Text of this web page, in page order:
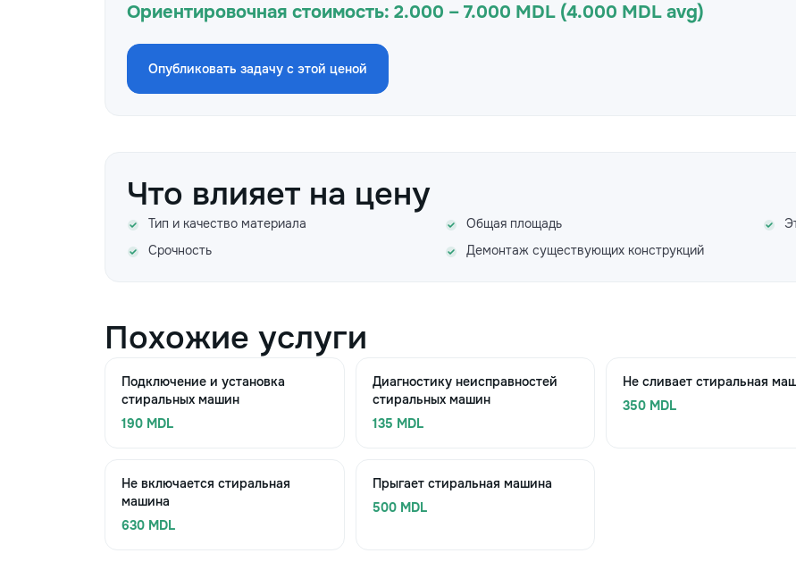
Ориентировочная стоимость: 2.000 – 7.000 MDL (4.000 MDL avg)
Опубликовать задачу с этой ценой
Что влияет на цену
Тип и качество материала Общая площадь
Срочность
Демонтаж существующих конструкций
Похожие услуги
Подключение и установка
стиральных машин
190 MDL
Диагностику неисправностей
стиральных машин
135 MDL
Не сливает стиральная
350 MDL
Не включается стиральная
машина
630 MDL
Прыгает стиральная машина
500 MDL